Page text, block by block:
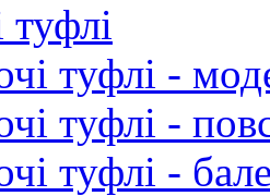
туфлі -
туфлі -
туфлі -